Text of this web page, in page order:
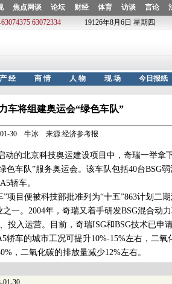
车将组建奥运会“绿色车队”
30 牛冰 来源:经济参考报
的北京科技奥运建设项目中，奇瑞一举拿
车队”服务奥运会。该车队包括40台BSG
轿车。
目便被科技部批准列为“十五”863计划二
一。2004年，奇瑞又着手研发BSG混合动
入运营。目前，奇瑞ISG和BSG技术已申请
车的城市工况可提升10%-15%左右，二氧
，二氧化碳的排放量减少12%左右。
01-30